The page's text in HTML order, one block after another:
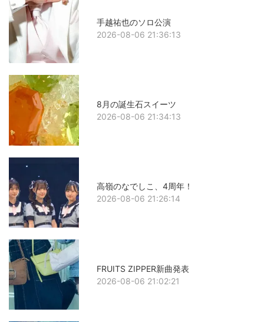
手越祐也のソロ公演
2026-08-06 21:36:13
8月の誕生石スイーツ
2026-08-06 21:34:13
高嶺のなでしこ、4周年！
2026-08-06 21:26:14
FRUITS ZIPPER新曲発表
2026-08-06 21:02:21